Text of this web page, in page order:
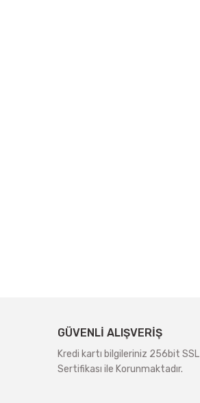
GÜVENLİ ALIŞVERİŞ
Kredi kartı bilgileriniz 256bit SSL
Sertifikası ile Korunmaktadır.